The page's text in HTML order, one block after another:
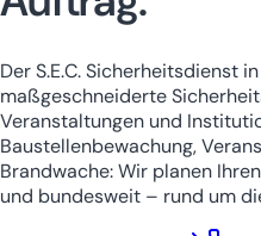
Der S.E.C. Sicherheitsdienst
maßgeschneiderte
Veranstaltungen und
Baustellenbewachung,
Brandwache: Wir planen
und bundesweit – rund um